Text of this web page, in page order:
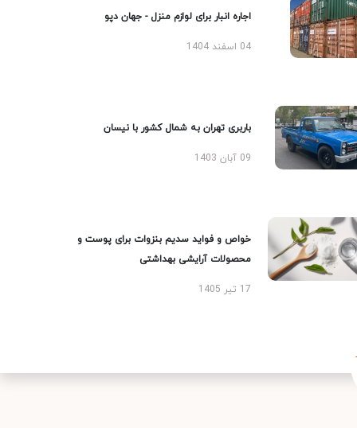
اجاره انبار برای لوازم منزل - جهان دپو
04 اسفند 1404
باربری تهران به شمال کشور با نیسان
09 آبان 1403
خواص و فواید سدیم بنزوات برای پوست و
محصولات آرایشی بهداشتی
17 تیر 1405